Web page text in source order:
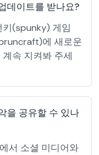
데이트를 받나요?
키(spunky) 게임
에 새로운
속 지켜봐 주세
을 공유할 수 있나
서 소셜 미디어와